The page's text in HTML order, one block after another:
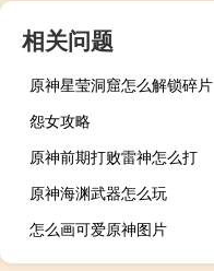
相关问题
原神星莹洞窟怎么解锁碎片
怨女攻略
原神前期打败雷神怎么打
原神海渊武器怎么玩
怎么画可爱原神图片